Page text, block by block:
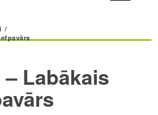
/
Labākais